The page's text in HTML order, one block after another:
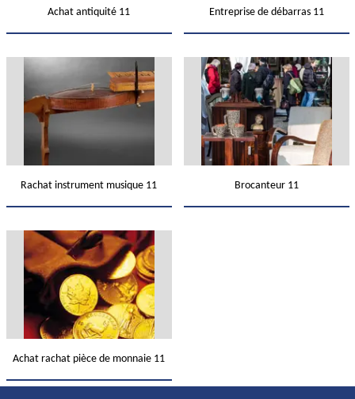
Achat antiquité 11 Entreprise de débarras 11
Rachat instrument musique 11 Brocanteur 11
Achat rachat pièce de monnaie 11